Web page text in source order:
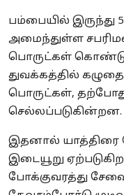
பம்பையில் இருந்து
அமைந்துள்ள
பொருட்கள் கொண்டு
துவக்கத்தில்
பொருட்கள்,
செல்லப்படுகின்றன.
இதனால் யாத்திரை
இடையூறு
போக்குவரத்து